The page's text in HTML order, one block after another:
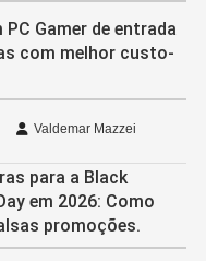
com melhor custo-
Valdemar Mazzei
em 2026: Como
promoções.